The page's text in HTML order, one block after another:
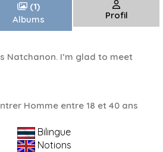
(1)
Albums
Profil
Natchanon. I’m glad to meet
Homme entre 18 et 40 ans
Bilingue
Notions